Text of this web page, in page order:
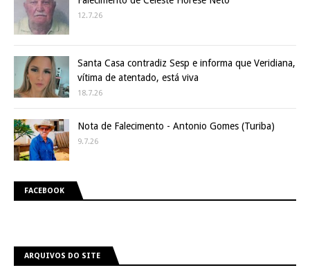
12.7.26
Santa Casa contradiz Sesp e informa que Veridiana,
vítima de atentado, está viva
18.7.26
Nota de Falecimento - Antonio Gomes (Turiba)
9.7.26
FACEBOOK
ARQUIVOS DO SITE